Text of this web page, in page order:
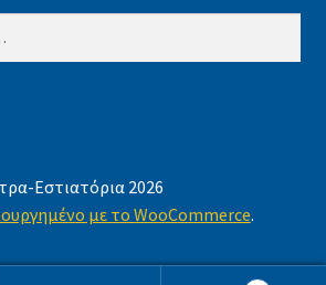
Εστιατόρια 2026
με το WooCommerce.